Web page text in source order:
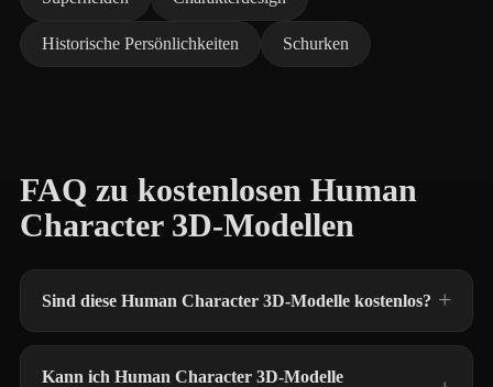
Historische Persönlichkeiten Schurken
FAQ zu kostenlosen Human
Character 3D-Modellen
Sind diese Human Character 3D-Modelle kostenlos?
Kann ich Human Character 3D-Modelle